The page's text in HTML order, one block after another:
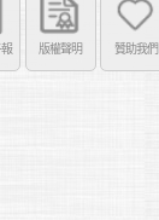
版權聲明 贊助我們